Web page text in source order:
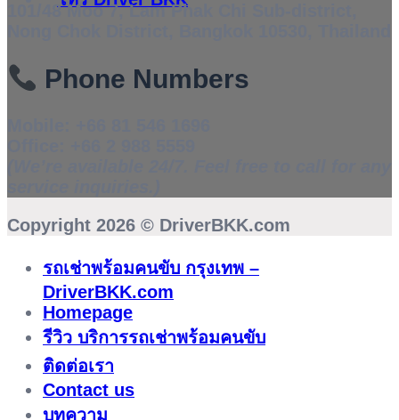
101/48 Moo 7, Lam Phak Chi Sub-district,
Phone Numbers
Copyright 2026 © DriverBKK.com
รถเช่าพร้อมคนขับ กรุงเทพ –
DriverBKK.com
Homepage
รีวิว บริการรถเช่าพร้อมคนขับ
ติดต่อเรา
Contact us
บทความ